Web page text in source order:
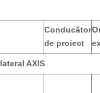
Conducător
de proiect
AXIS